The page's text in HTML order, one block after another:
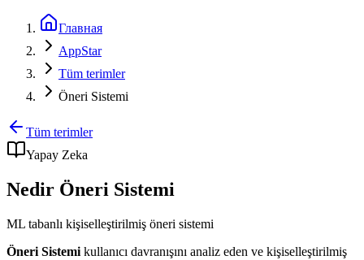
Главная
AppStar
Tüm terimler
Öneri Sistemi
Tüm terimler
Yapay Zeka
Nedir Öneri Sistemi
ML tabanlı kişiselleştirilmiş öneri sistemi
Öneri Sistemi kullanıcı davranışını analiz eden ve kişiselleştirilmiş